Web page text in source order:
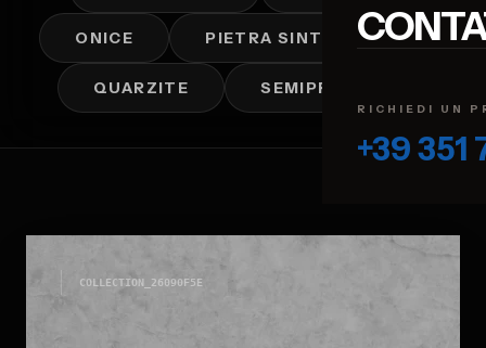
RICHIEDI UN
+39 351
ONICE PIETRA SINTERIZZATA
QUARZITE SEMIPREZIOSI
COLLECTION_ 26090F5E